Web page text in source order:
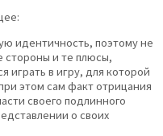
идентичность, поэтому не
стороны и те плюсы,
играть в игру, для которой
этом сам факт отрицания
своего подлинного
о своих